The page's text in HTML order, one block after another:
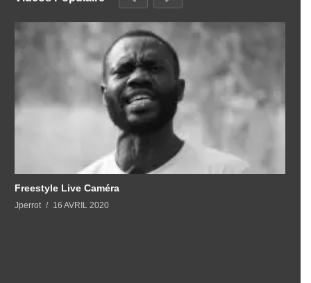
Freestyle Live Caméra
Jperrot 16 AVRIL 2020